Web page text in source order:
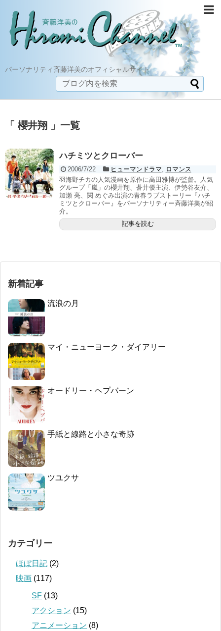
パーソナリティ斉藤洋美のオフィシャルサイト
「 櫻井翔 」一覧
ハチミツとクローバー
2006/7/22 ヒューマンドラマ
ロマンス
羽海野チカの人気漫画を原作に高田雅博が監督。人気
グループ「嵐」の櫻井翔、蒼井優主演、伊勢谷友介、
加瀬 亮、関 めぐみ出演の青春ラブストーリー『ハチ
ミツとクローバー』をパーソナリティー斉藤洋美が紹
介。
記事を読む
新着記事
流浪の月
マイ・ニューヨーク・ダイアリー
オードリー・ヘプバーン
手紙と線路と小さな奇跡
ツユクサ
カテゴリー
ほぼ日記 (2)
映画 (117)
SF (13)
アクション (15)
アニメーション (8)